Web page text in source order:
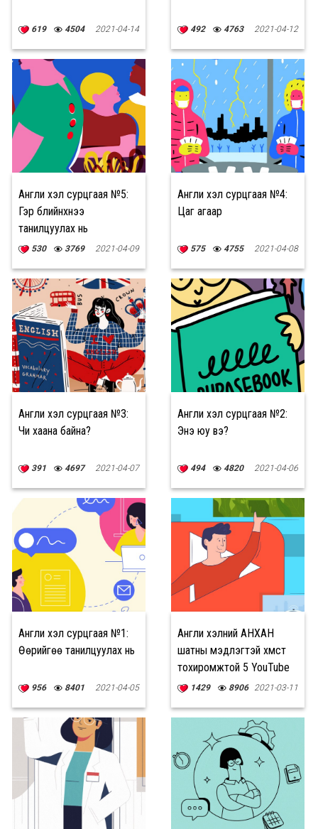
619 4504 2021-04-14 492 4763 2021-04-12
Англи хэл сурцгаая №5:
Гэр бүлийнхнээ
танилцуулах нь
530 3769 2021-04-09
Англи хэл сурцгаая №4:
Цаг агаар
575 4755 2021-04-08
Англи хэл сурцгаая №3:
Чи хаана байна?
391 4697 2021-04-07
Англи хэл сурцгаая №2:
Энэ юу вэ?
494 4820 2021-04-06
Англи хэл сурцгаая №1:
Өөрийгөө танилцуулах нь
956 8401 2021-04-05
Англи хэлний АНХАН
шатны мэдлэгтэй хүмүүст
тохиромжтой 5 YouTube
суваг1429 8906 2021-03-11